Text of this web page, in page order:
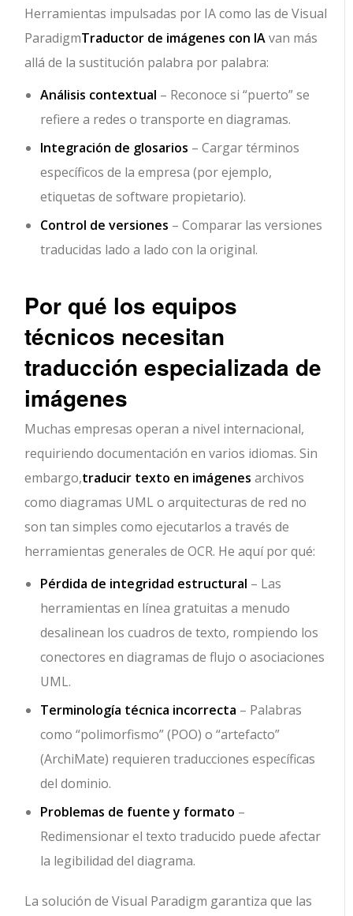
Herramientas impulsadas por IA como las de Visual
ParadigmTraductor de imágenes con IAvan más
allá de la sustitución palabra por palabra:
Análisis contextual – Reconoce si “puerto” se
refiere a redes o transporte en diagramas.
Integración de glosarios – Cargar términos
específicos de la empresa (por ejemplo,
etiquetas de software propietario).
Control de versiones – Comparar las versiones
traducidas lado a lado con la original.
Por qué los equipos
técnicos necesitan
traducción especializada de
imágenes
Muchas empresas operan a nivel internacional,
requiriendo documentación en varios idiomas. Sin
embargo,traducir texto en imágenes archivos
como diagramas UML o arquitecturas de red no
son tan simples como ejecutarlos a través de
herramientas generales de OCR. He aquí por qué:
Pérdida de integridad estructural – Las
herramientas en línea gratuitas a menudo
desalinean los cuadros de texto, rompiendo los
conectores en diagramas de flujo o asociaciones
UML.
Terminología técnica incorrecta – Palabras
como “polimorfismo” (POO) o “artefacto”
(ArchiMate) requieren traducciones específicas
del dominio.
Problemas de fuente y formato –
Redimensionar el texto traducido puede afectar
la legibilidad del diagrama.
La solución de Visual Paradigm garantiza que las